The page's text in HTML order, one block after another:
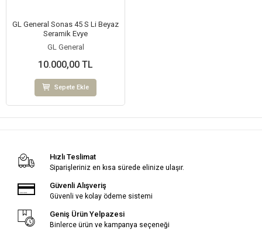
GL General Sonas 45 S Li Beyaz
Seramik Evye
GL General
10.000,00 TL
Sepete Ekle
Hızlı Teslimat
Siparişleriniz en kısa sürede elinize ulaşır.
Güvenli Alışveriş
Güvenli ve kolay ödeme sistemi
Geniş Ürün Yelpazesi
Binlerce ürün ve kampanya seçeneği